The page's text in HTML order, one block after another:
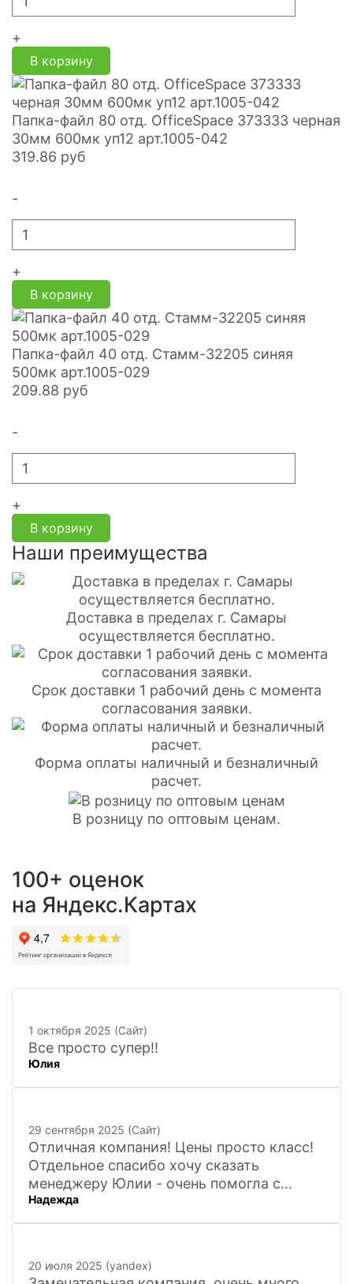
+
В корзину
Папка-файл 80 отд. OfficeSpace 373333 черная
30мм 600мк уп12 арт.1005-042
319.86 руб
-
+
В корзину
Папка-файл 40 отд. Стамм-32205 синяя
500мк арт.1005-029
209.88 руб
-
+
В корзину
Наши преимущества
Доставка в пределах г. Самары
осуществляется бесплатно.
Срок доставки 1 рабочий день с момента
согласования заявки.
Форма оплаты наличный и безналичный
расчет.
В розницу по оптовым ценам.
100+ оценок
на Яндекс.Картах
1 октября 2025 (Сайт)
Все просто супер!!
Юлия
29 сентября 2025 (Сайт)
Отличная компания! Цены просто класс!
Отдельное спасибо хочу сказать
менеджеру Юлии - очень помогла с
покупкой и доставкой сувенирных
фигурок! Буду ждать новинок и покупать
Надежда
20 июля 2025 (yandex)